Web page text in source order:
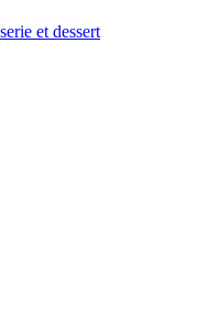
et dessert